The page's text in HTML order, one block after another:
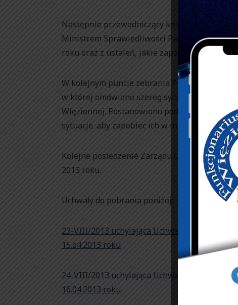
Następnie przewodniczący kolega Czesław
Ministrem Sprawiedliwości Panem Markiem
roku oraz z ustaleń, jakie zapadły na tym
W kolejnym puncie zebrania Przewodniczący
w której omówiono szereg sytuacji, jakie
Więziennej. Postanowiono podjąć działania
sytuacje. aby zapobiec ich w innych
Kolejne posiedzenie Zarządu Głównego
2013 roku.
Uchwały do pobrania poniżej:
23-VIII/2013 uchylająca Uchwałę Okręgowej
15.o4.2013 roku
24-VIII/2013 uchylająca Uchwałę nr 9 2013
16.04.2013 roku